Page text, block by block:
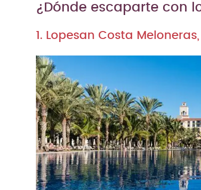
¿Dónde escaparte con
1. Lopesan Costa